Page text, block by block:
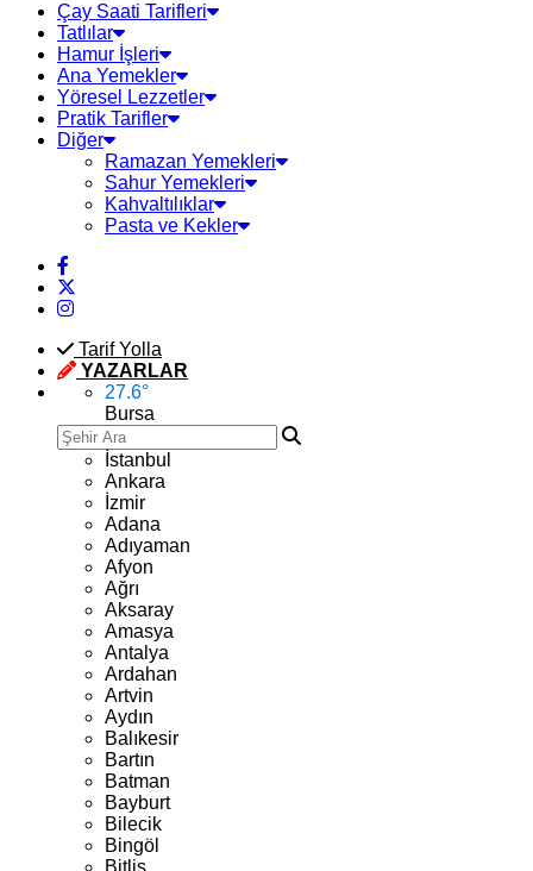
Çay Saati Tarifleri
Tatlılar
Hamur İşleri
Ana Yemekler
Yöresel Lezzetler
Pratik Tarifler
Diğer
Ramazan Yemekleri
Sahur Yemekleri
Kahvaltılıklar
Pasta ve Kekler
Tarif Yolla
YAZARLAR
27.6°
Bursa
İstanbul
Ankara
İzmir
Adana
Adıyaman
Afyon
Ağrı
Aksaray
Amasya
Antalya
Ardahan
Artvin
Aydın
Balıkesir
Bartın
Batman
Bayburt
Bilecik
Bingöl
Bitlis